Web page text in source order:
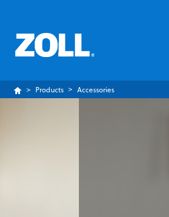
Products Accessories